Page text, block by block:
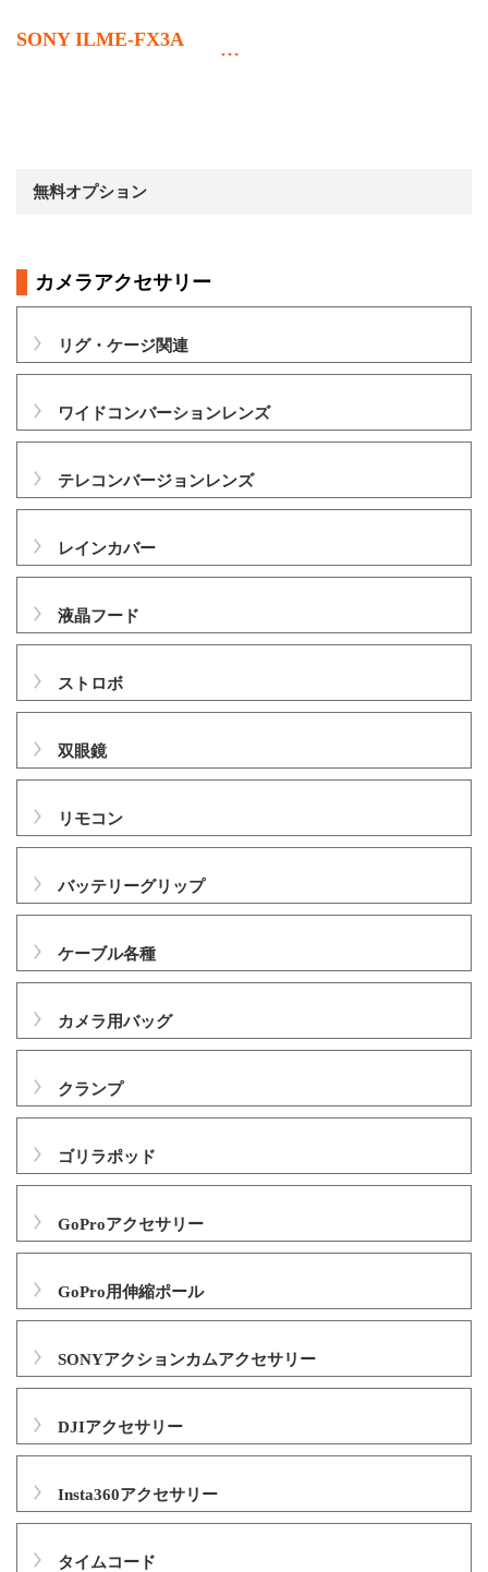
SONY ILME-FX3A
無料オプション
カメラアクセサリー
リグ・ケージ関連
ワイドコンバーションレンズ
テレコンバージョンレンズ
レインカバー
液晶フード
ストロボ
双眼鏡
リモコン
バッテリーグリップ
ケーブル各種
カメラ用バッグ
クランプ
ゴリラポッド
GoProアクセサリー
GoPro用伸縮ポール
SONYアクションカムアクセサリー
DJIアクセサリー
Insta360アクセサリー
タイムコード